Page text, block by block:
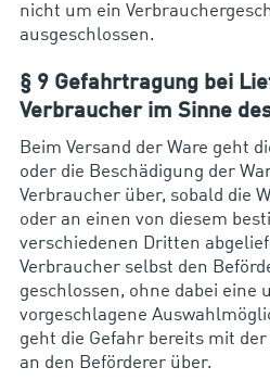
nicht um ein
ausgeschlossen.
§ 9 Gefahrtragung bei
Verbraucher im Sinne
Beim Versand der Ware geht
oder die Beschädigung der
Verbraucher über, sobald die
oder an einen von diesem
verschiedenen Dritten
Verbraucher selbst den
geschlossen, ohne dabei eine
vorgeschlagene
geht die Gefahr bereits mit
an den Beförderer über.